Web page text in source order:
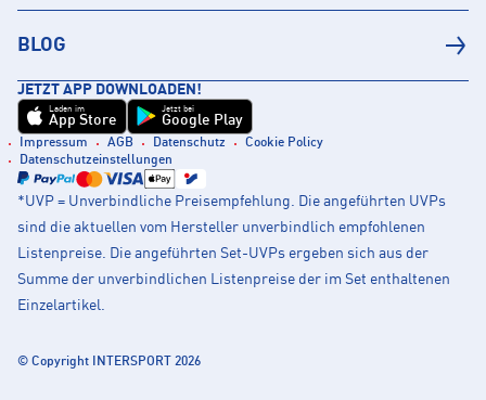
BLOG
JETZT APP DOWNLOADEN!
Laden im
App Store
Jetzt bei
Google Play
Impressum AGB Datenschutz
Cookie Policy
Datenschutzeinstellungen
*UVP = Unverbindliche Preisempfehlung. Die angeführten UVPs
sind die aktuellen vom Hersteller unverbindlich empfohlenen
Listenpreise. Die angeführten Set-UVPs ergeben sich aus der
Summe der unverbindlichen Listenpreise der im Set enthaltenen
Einzelartikel.
© Copyright INTERSPORT 2026